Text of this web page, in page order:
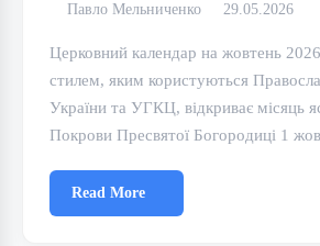
Павло Мельниченко 29.05.2026
Церковний календар на жовтень
стилем, яким користуються
України та УГКЦ, відкриває місяць
Покрови Пресвятої Богородиці 1
Read More